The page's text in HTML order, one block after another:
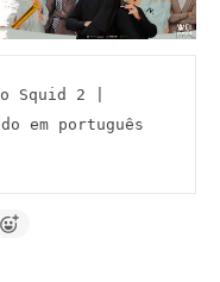
Squid 2 |
em português